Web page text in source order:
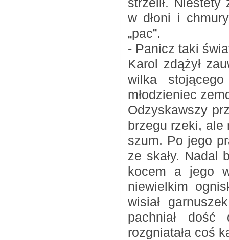
strzelił.
w dłoni i
„pac”.
- Panicz taki
Karol zdążył
wilka
młodzieniec
Odzyskawszy
brzegu rzeki, ale
szum. Po jego
ze skały. Nadal
kocem a jego
niewielkim
wisiał
pachniał
rozgniatała coś